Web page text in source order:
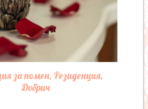
за помен, Резиденция,
Добрич